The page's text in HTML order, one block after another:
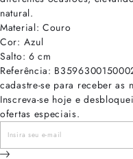
natural.
Material: Couro
Cor: Azul
Salto: 6 cm
Referência:
cadastre-se para receber as
Inscreva-se hoje e
ofertas especiais.